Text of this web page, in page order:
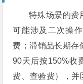
特殊场景的费
可能涉及二次操
费；滞销品长期存
90天后按150%收
费、查验费），并